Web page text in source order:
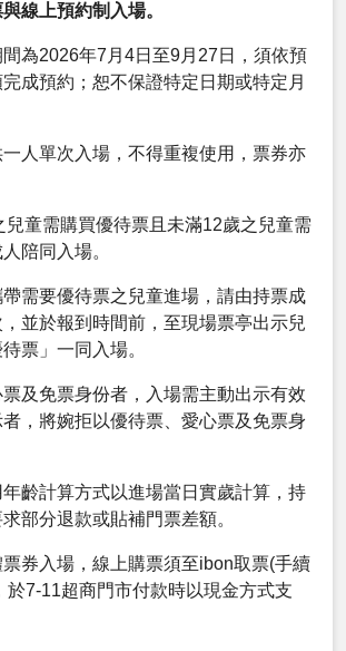
線上預約制入場。
為2026年7月4日至9月27日，須依預
成預約；恕不保證特定日期或特定月
人單次入場，不得重複使用，票券亦
童需購買優待票且未滿12歲之兒童需
陪同入場。
需要優待票之兒童進場，請由持票成
並於報到時間前，至現場票亭出示兒
票」一同入場。
及免票身份者，入場需主動出示有效
，將婉拒以優待票、愛心票及免票身
齡計算方式以進場當日實歲計算，持
部分退款或貼補門票差額。
券入場，線上購票須至ibon取票(手續
於7-11超商門市付款時以現金方式支